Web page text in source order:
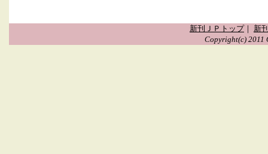
新刊ＪＰトップ｜ 新
Copyright(c) 2011